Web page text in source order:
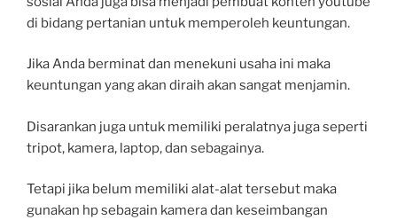
di bidang pertanian untuk memperoleh keuntungan.
Jika Anda berminat dan menekuni usaha ini maka
keuntungan yang akan diraih akan sangat menjamin.
Disarankan juga untuk memiliki peralatnya juga seperti
tripot, kamera, laptop, dan sebagainya.
Tetapi jika belum memiliki alat-alat tersebut maka
gunakan hp sebagain kamera dan keseimbangan